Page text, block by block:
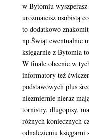
w Bytomiu
urozmaicisz osobistą
to dodatkowo
np.Świąt ewentualnie
księgarnie z Bytomia
W finale obecnie w
informatory też
podstawowych plus
niezmiernie nieraz
tornistry, długopisy,
różnych koniecznych
odnalezieniu księgarni